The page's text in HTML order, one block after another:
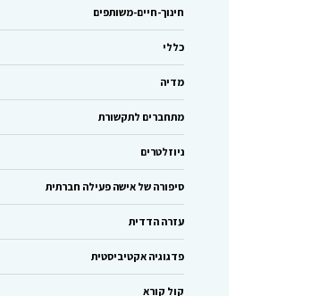
חינוך-חיים-משותפים
כללי
מדיה
מתחברים לתקשורת
ניוזלטרים
סיפורה של אישה פעילה חברתית
עזרה הדדית
פדגוגיה אקטיביסטית
קול קורא